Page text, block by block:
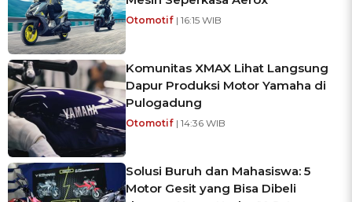
Otomotif | 16:15 WIB
Komunitas XMAX Lihat Langsung
Dapur Produksi Motor Yamaha di
Pulogadung
Otomotif | 14:36 WIB
Solusi Buruh dan Mahasiswa: 5
Motor Gesit yang Bisa Dibeli